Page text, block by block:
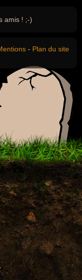
amis ! ;-)
- Plan du site